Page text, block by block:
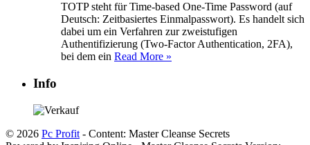
TOTP steht für Time-based One-Time Password (auf
Deutsch: Zeitbasiertes Einmalpasswort). Es handelt sich
dabei um ein Verfahren zur zweistufigen
Authentifizierung (Two-Factor Authentication, 2FA),
bei dem ein Read More »
Info
© 2026 Pc Profit - Content: Master Cleanse Secrets